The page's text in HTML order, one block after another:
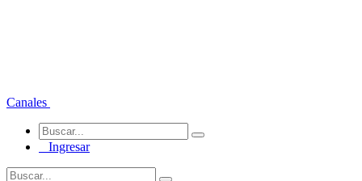
Canales
Ingresar